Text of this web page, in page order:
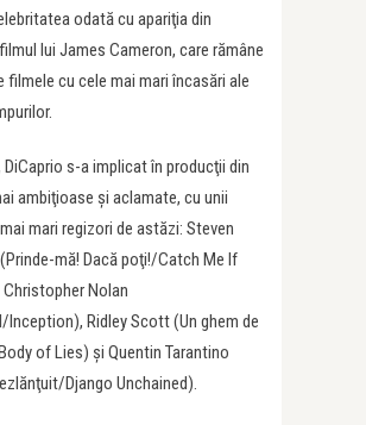
odată cu apariţia din
lui James Cameron, care rămâne
filmele cu cele mai mari încasări ale
DiCaprio s-a implicat în producţii din
ambiţioase şi aclamate, cu unii
mari regizori de astăzi: Steven
mă! Dacă poţi!/Catch Me If
Christopher Nolan
Inception), Ridley Scott (Un ghem de
of Lies) şi Quentin Tarantino
Django Unchained).